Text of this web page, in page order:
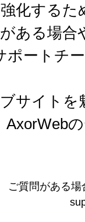
化するた
ある場合
ポートチ
サイトを
AxorWeb
ご質問がある場